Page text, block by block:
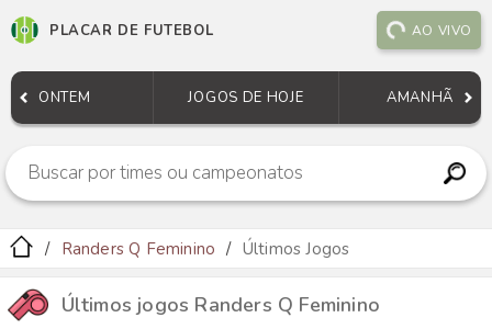
PLACAR DE FUTEBOL AO VIVO
ONTEM JOGOS DE HOJE AMANHÃ
Randers Q Feminino Últimos Jogos
Últimos jogos Randers Q Feminino